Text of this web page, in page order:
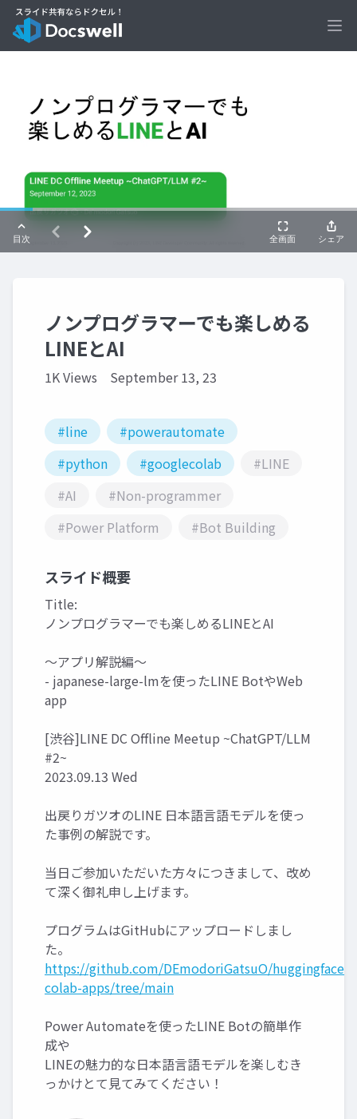
ノンプログラマーでも楽しめる
LINEとAI
1K Views September 13, 23
#line
#powerautomate
#python
#googlecolab
#LINE
#AI
#Non-programmer
#Power Platform
#Bot Building
スライド概要
Title:
ノンプログラマーでも楽しめるLINEとAI
～アプリ解説編～
- japanese-large-lmを使ったLINE BotやWeb
app
[渋谷]LINE DC Offline Meetup ~ChatGPT/LLM
#2~
2023.09.13 Wed
出戻りガツオのLINE 日本語言語モデルを使っ
た事例の解説です。
当日ご参加いただいた方々につきまして、改め
て深く御礼申し上げます。
プログラムはGitHubにアップロードしまし
た。
https://github.com/DEmodoriGatsuO/huggingface-
colab-apps/tree/main
Power Automateを使ったLINE Botの簡単作
成や
LINEの魅力的な日本語言語モデルを楽しむき
っかけとて見てみてください！